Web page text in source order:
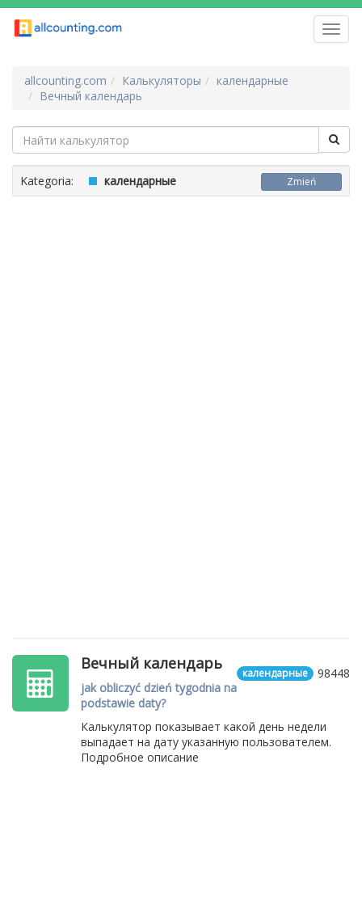
allcounting.com Калькуляторы
календарные
Вечный календарь
Kategoria: календарные Zmień
98448
календарные
Вечный календарь
jak obliczyć dzień tygodnia na
podstawie daty?
Калькулятор показывает какой день недели
выпадает на дату указанную пользователем.
Подробное описание